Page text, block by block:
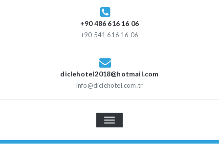
+90 486 616 16 06
+90 541 616 16 06
diclehotel2018@hotmail.com
info@diclehotel.com.tr
TOGGLE
NAVIGATION